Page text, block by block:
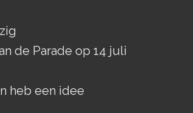
de Parade op 14 juli
heb een idee